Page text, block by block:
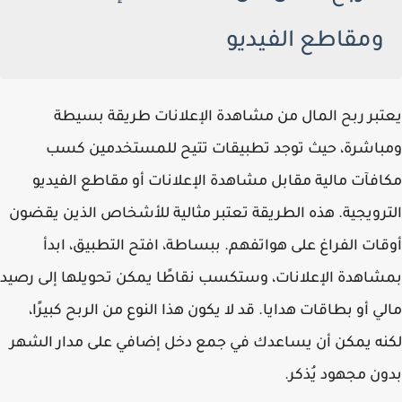
ومقاطع الفيديو
يعتبر ربح المال من مشاهدة الإعلانات طريقة بسيطة
ومباشرة، حيث توجد تطبيقات تتيح للمستخدمين كسب
مكافآت مالية مقابل مشاهدة الإعلانات أو مقاطع الفيديو
الترويجية. هذه الطريقة تعتبر مثالية للأشخاص الذين يقضون
أوقات الفراغ على هواتفهم. ببساطة، افتح التطبيق، ابدأ
بمشاهدة الإعلانات، وستكسب نقاطًا يمكن تحويلها إلى رصيد
مالي أو بطاقات هدايا. قد لا يكون هذا النوع من الربح كبيرًا،
لكنه يمكن أن يساعدك في جمع دخل إضافي على مدار الشهر
بدون مجهود يُذكر.